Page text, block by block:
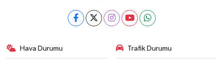
Hava Durumu Trafik Durumu